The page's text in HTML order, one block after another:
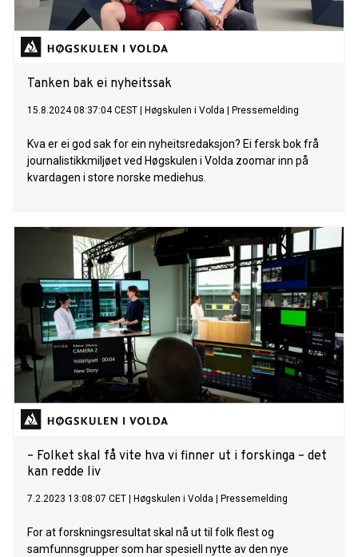
Tanken bak ei nyheitssak
15.8.2024 08:37:04 CEST Høgskulen i Volda Pressemelding
Kva er ei god sak for ein nyheitsredaksjon? Ei fersk bok frå
journalistikkmiljøet ved Høgskulen i Volda zoomar inn på
kvardagen i store norske mediehus.
– Folket skal få vite hva vi finner ut i forskinga – det
kan redde liv
7.2.2023 13:08:07 CET Høgskulen i Volda Pressemelding
For at forskningsresultat skal nå ut til folk flest og
samfunnsgrupper som har spesiell nytte av den nye